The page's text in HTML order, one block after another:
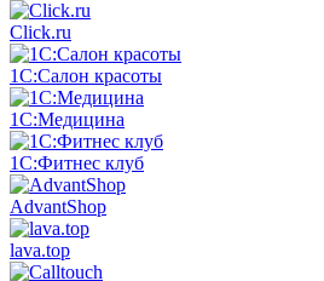
Click.ru
1С:Салон красоты
1С:Медицина
1С:Фитнес клуб
AdvantShop
lava.top